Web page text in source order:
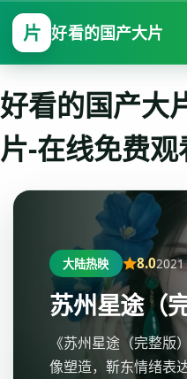
片 好看的国产大片
好看的国产大
片-在线免费观
大陆热映 8.02021
苏州星途（
《苏州星途（完整版
像塑造，靳东情绪表